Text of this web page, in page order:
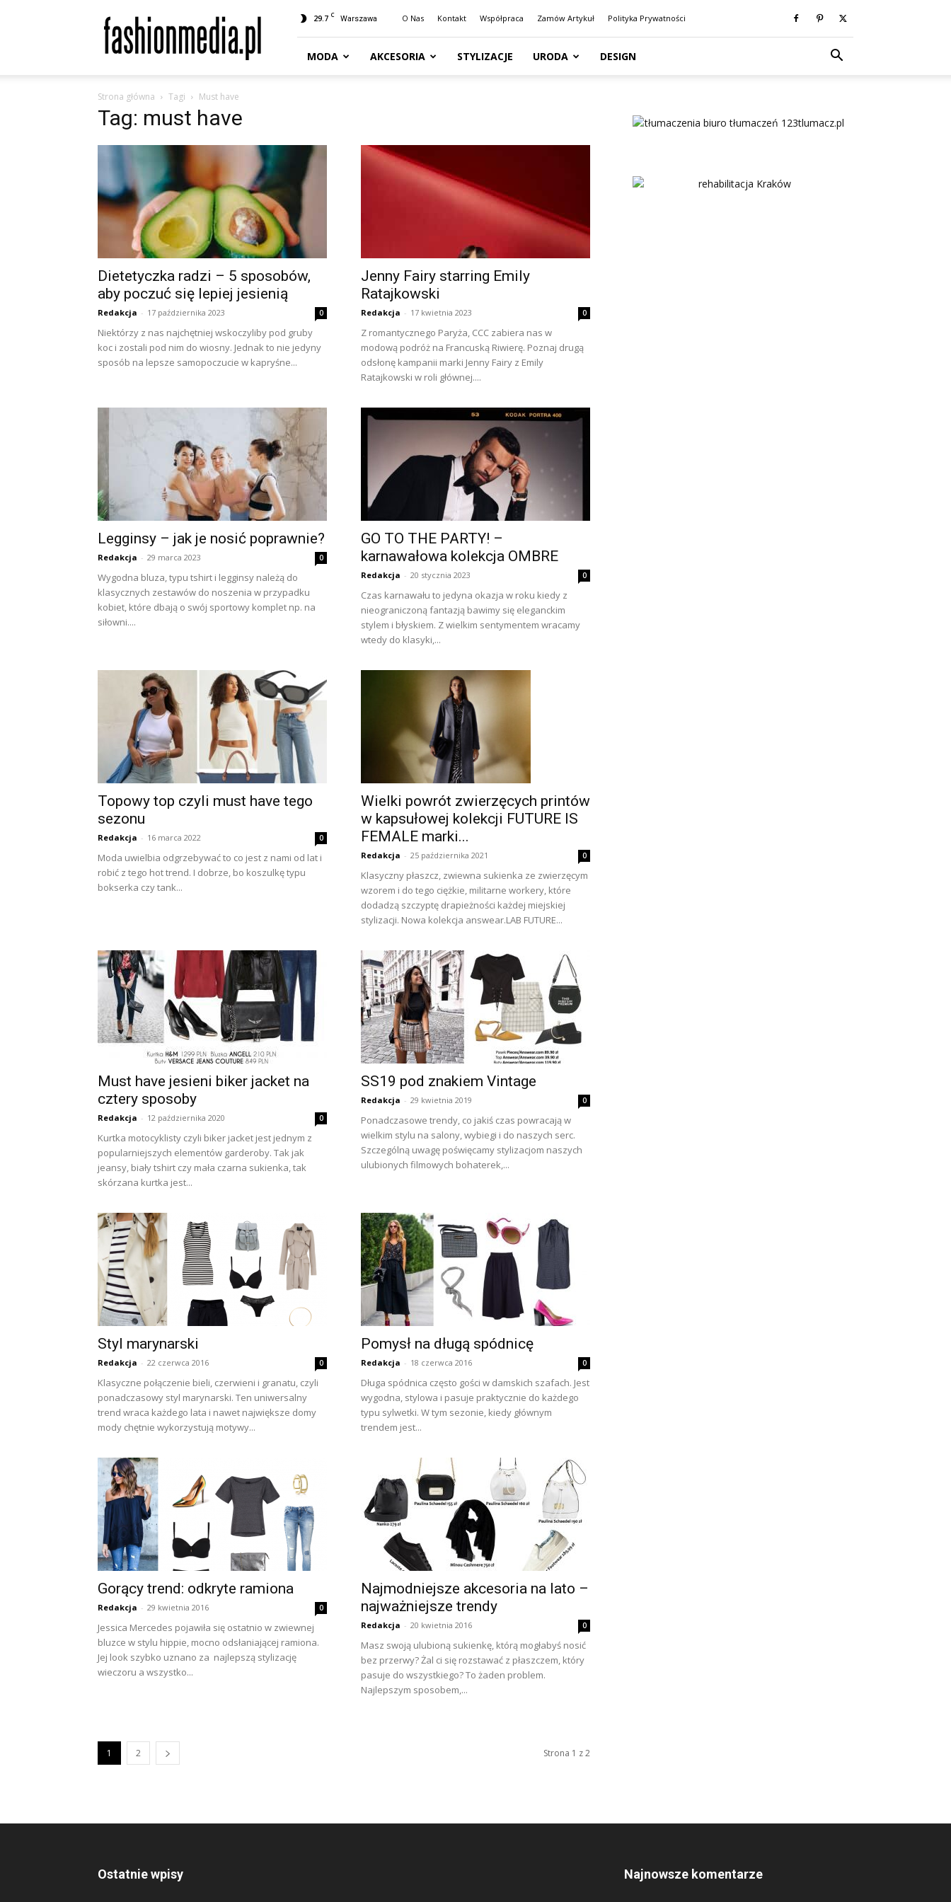
Moda
Styl
|
Trendy
|
29.7 C Warszawa O Nas Kontakt Współpraca Zamów Artykuł Polityka Prywatności
MODA AKCESORIA STYLIZACJE URODA DESIGN
Strona główna Tagi Must have
Tag: must have
Dietetyczka radzi – 5 sposobów,
aby poczuć się lepiej jesienią
Redakcja - 17 października 2023 0
Niektórzy z nas najchętniej wskoczyliby pod gruby
koc i zostali pod nim do wiosny. Jednak to nie jedyny
sposób na lepsze samopoczucie w kapryśne...
Jenny Fairy starring Emily
Ratajkowski
Redakcja - 17 kwietnia 2023 0
Z romantycznego Paryża, CCC zabiera nas w
modową podróż na Francuską Riwierę. Poznaj drugą
odsłonę kampanii marki Jenny Fairy z Emily
Ratajkowski w roli głównej....
Legginsy – jak je nosić poprawnie?
Redakcja - 29 marca 2023 0
Wygodna bluza, typu tshirt i legginsy należą do
klasycznych zestawów do noszenia w przypadku
kobiet, które dbają o swój sportowy komplet np. na
siłowni....
GO TO THE PARTY! –
karnawałowa kolekcja OMBRE
Redakcja - 20 stycznia 2023 0
Czas karnawału to jedyna okazja w roku kiedy z
nieograniczoną fantazją bawimy się eleganckim
stylem i błyskiem. Z wielkim sentymentem wracamy
wtedy do klasyki,...
Topowy top czyli must have tego
sezonu
Redakcja - 16 marca 2022 0
Moda uwielbia odgrzebywać to co jest z nami od lat i
robić z tego hot trend. I dobrze, bo koszulkę typu
bokserka czy tank...
Wielki powrót zwierzęcych printów
w kapsułowej kolekcji FUTURE IS
FEMALE marki...
Redakcja - 25 października 2021 0
Klasyczny płaszcz, zwiewna sukienka ze zwierzęcym
wzorem i do tego ciężkie, militarne workery, które
dodadzą szczyptę drapieżności każdej miejskiej
stylizacji. Nowa kolekcja answear.LAB FUTURE...
Must have jesieni biker jacket na
cztery sposoby
Redakcja - 12 października 2020 0
Kurtka motocyklisty czyli biker jacket jest jednym z
popularniejszych elementów garderoby. Tak jak
jeansy, biały tshirt czy mała czarna sukienka, tak
skórzana kurtka jest...
SS19 pod znakiem Vintage
Redakcja - 29 kwietnia 2019 0
Ponadczasowe trendy, co jakiś czas powracają w
wielkim stylu na salony, wybiegi i do naszych serc.
Szczególną uwagę poświęcamy stylizacjom naszych
ulubionych filmowych bohaterek,...
Styl marynarski
Redakcja - 22 czerwca 2016 0
Klasyczne połączenie bieli, czerwieni i granatu, czyli
ponadczasowy styl marynarski. Ten uniwersalny
trend wraca każdego lata i nawet największe domy
mody chętnie wykorzystują motywy...
Pomysł na długą spódnicę
Redakcja - 18 czerwca 2016 0
Długa spódnica często gości w damskich szafach. Jest
wygodna, stylowa i pasuje praktycznie do każdego
typu sylwetki. W tym sezonie, kiedy głównym
trendem jest...
Gorący trend: odkryte ramiona
Redakcja - 29 kwietnia 2016 0
Jessica Mercedes pojawiła się ostatnio w zwiewnej
bluzce w stylu hippie, mocno odsłaniającej ramiona.
Jej look szybko uznano za najlepszą stylizację
wieczoru a wszystko...
Najmodniejsze akcesoria na lato –
najważniejsze trendy
Redakcja - 20 kwietnia 2016 0
Masz swoją ulubioną sukienkę, którą mogłabyś nosić
bez przerwy? Żal ci się rozstawać z płaszczem, który
pasuje do wszystkiego? To żaden problem.
Najlepszym sposobem,...
1 2 Strona 1 z 2
Ostatnie wpisy Najnowsze komentarze